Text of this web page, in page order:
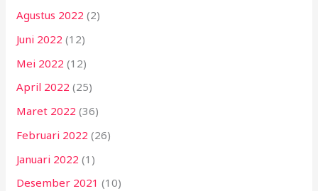
Agustus 2022 (2)
Juni 2022 (12)
Mei 2022 (12)
April 2022 (25)
Maret 2022 (36)
Februari 2022 (26)
Januari 2022 (1)
Desember 2021 (10)